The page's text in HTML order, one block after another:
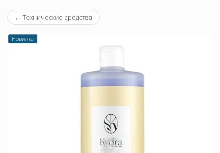
← Технические средства
Новинка